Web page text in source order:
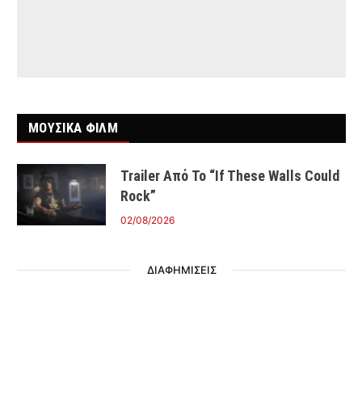
ΜΟΥΣΙΚΑ ΦΙΛΜ
Trailer Από Το “If These Walls Could
Rock”
02/08/2026
ΔΙΑΦΗΜΙΣΕΙΣ